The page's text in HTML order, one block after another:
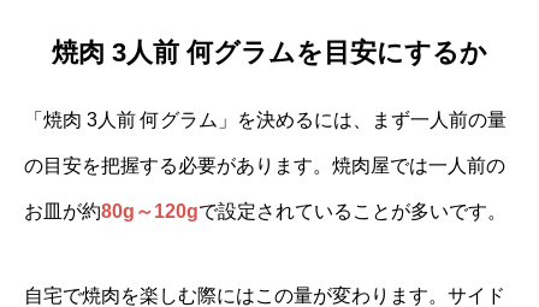
焼肉 3人前 何グラムを目安にするか
「焼肉 3人前 何グラム」を決めるには、まず一人前の量
の目安を把握する必要があります。焼肉屋では一人前の
お皿が約80g～120gで設定されていることが多いです。
自宅で焼肉を楽しむ際にはこの量が変わります。サイド